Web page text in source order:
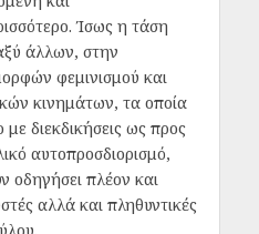
Ίσως η τάση
άλλων, στην
φεμινισμού και
κινημάτων, τα οποία
με διεκδικήσεις ως προς
αυτοπροσδιορισμό,
οδηγήσει πλέον και
αλλά και πληθυντικές